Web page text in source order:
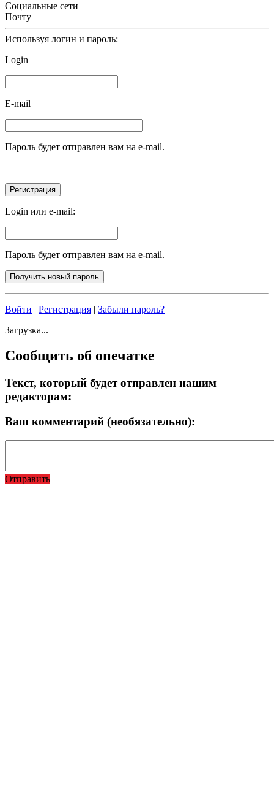
Социальные сети
Почту
Используя логин и пароль:
Login
E-mail
Пароль будет отправлен вам на e-mail.
Login или e-mail:
Пароль будет отправлен вам на e-mail.
Войти | Регистрация | Забыли пароль?
Загрузка...
Сообщить об опечатке
Текст, который будет отправлен нашим
редакторам:
Ваш комментарий (необязательно):
Отправить